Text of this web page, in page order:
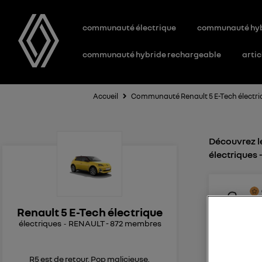
communauté électrique communauté
communauté hybride rechargeable
Accueil Communauté Renault 5 E-Tech
Renault 5 E-Tech électrique
électriques RENAULT-872 membres
R5 est de retour. Pop malicieuse,
Découvrez
électriques